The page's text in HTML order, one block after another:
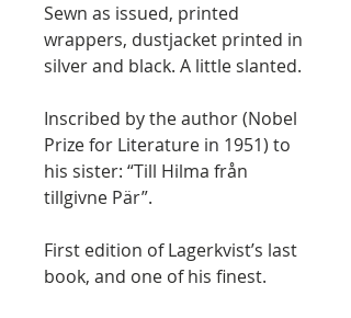
Sewn as issued, printed
wrappers, dustjacket printed in
silver and black. A little slanted.
Inscribed by the author (Nobel
Prize for Literature in 1951) to
his sister: “Till Hilma från
tillgivne Pär”.
First edition of Lagerkvist’s last
book, and one of his finest.